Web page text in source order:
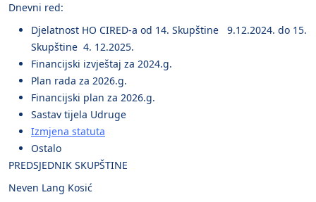
Dnevni red:
Djelatnost HO CIRED-a od 14. Skupštine 9.12.2024. do 15.
Skupštine 4. 12.2025.
Financijski izvještaj za 2024.g.
Plan rada za 2026.g.
Financijski plan za 2026.g.
Sastav tijela Udruge
Izmjena statuta
Ostalo
PREDSJEDNIK SKUPŠTINE
Neven Lang Kosić